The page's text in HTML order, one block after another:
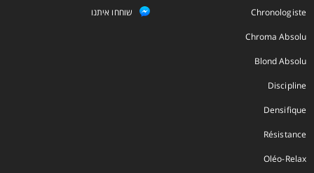
Chronologiste
Chroma Absolu
Blond Absolu
Discipline
Densifique
Résistance
Oléo-Relax
שוחחו איתנו